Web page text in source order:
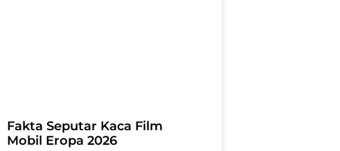
Fakta Seputar Kaca Film
Mobil Eropa 2026